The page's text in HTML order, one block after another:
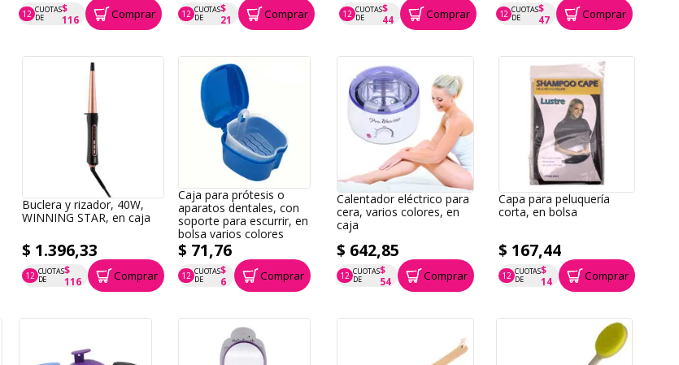
12 CUOTAS
DE
$
116
P.T.F. $ 1.396 Comprar 12 CUOTAS
DE
$
21
P.T.F. $ 248 Comprar 12 CUOTAS
DE
$
44
P.T.F. $ 528 Comprar 12 CUOTAS
DE
$
47
P.T.F. $ 568 Comprar
Buclera y rizador, 40W,
WINNING STAR, en caja
$ 1.396,33
12 CUOTAS
DE
$
116
P.T.F. $ 1.396 Comprar
Caja para prótesis o
aparatos dentales, con
soporte para escurrir, en
bolsa varios colores
$ 71,76
12 CUOTAS
DE
$
6
P.T.F. $ 72 Comprar
Calentador eléctrico para
cera, varios colores, en
caja
$ 642,85
12 CUOTAS
DE
$
54
P.T.F. $ 643 Comprar
Capa para peluquería
corta, en bolsa
$ 167,44
12 CUOTAS
DE
$
14
P.T.F. $ 167 Comprar